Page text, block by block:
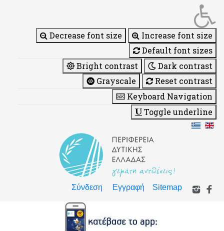
Decrease font size
Increase font size
Default font sizes
Bright contrast
Dark contrast
Grayscale
Reset contrast
Keyboard Navigation
Toggle underline
Σύνδεση Εγγραφή Sitemap